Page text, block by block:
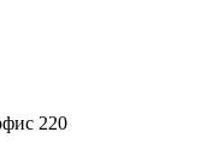
220